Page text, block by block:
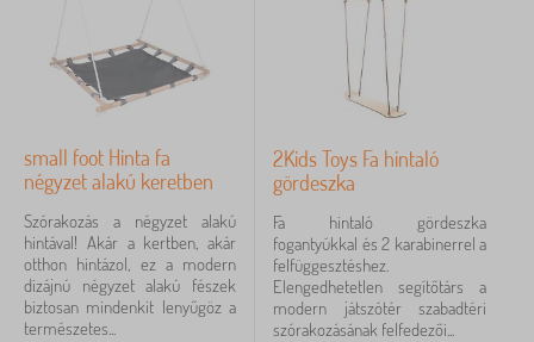
small foot Hinta fa
négyzet alakú keretben
Szórakozás a négyzet alakú
hintával! Akár a kertben, akár
otthon hintázol, ez a modern
dizájnú négyzet alakú fészek
biztosan mindenkit lenyűgöz a
természetes...
2Kids Toys Fa hintaló
gördeszka
Fa hintaló gördeszka
fogantyúkkal és 2 karabinerrel a
felfüggesztéshez.
Elengedhetetlen segítőtárs a
modern játszótér szabadtéri
szórakozásának felfedezői...